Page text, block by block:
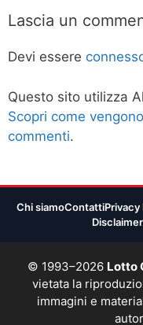
Lascia un
Devi essere
Questo sito utilizza
Scopri come
commenti.
Chi siamoContattiPrivacy
Disclaimer
© 1993–2026 Lotto
vietata la
immagini e